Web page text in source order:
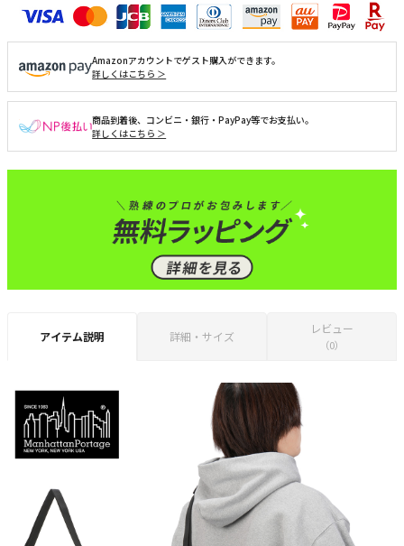
Amazonアカウントでゲスト購入ができます。
詳しくはこちら ＞
商品到着後、コンビニ・銀行・PayPay等でお支払い。
詳しくはこちら ＞
アイテム説明 詳細・サイズ
レビュー
（0）